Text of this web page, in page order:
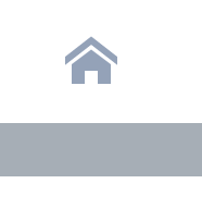
menu
contenu
la
pied
page